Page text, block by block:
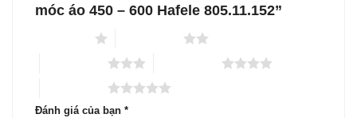
móc áo 450 – 600 Hafele 805.11.152”
Đánh giá của bạn *